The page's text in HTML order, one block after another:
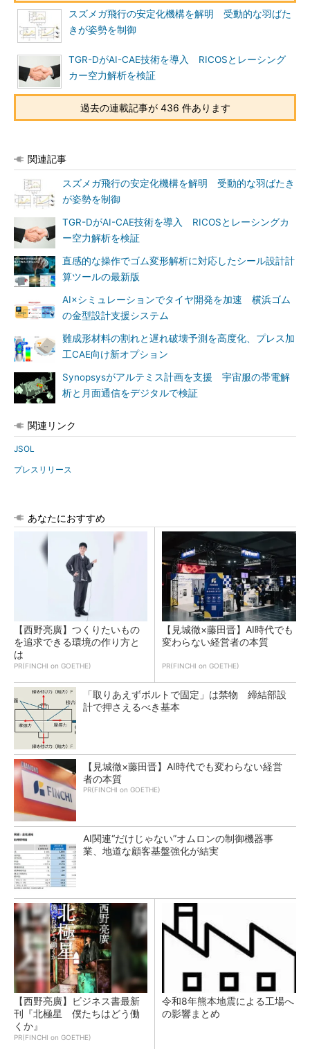
スズメガ飛行の安定化機構を解明 受動的な羽ばた
きが姿勢を制御
TGR-DがAI-CAE技術を導入 RICOSとレーシング
カー空力解析を検証
過去の連載記事が 436 件あります
関連記事
スズメガ飛行の安定化機構を解明 受動的な羽ばたき
が姿勢を制御
TGR-DがAI-CAE技術を導入 RICOSとレーシングカ
ー空力解析を検証
直感的な操作でゴム変形解析に対応したシール設計計
算ツールの最新版
AI×シミュレーションでタイヤ開発を加速 横浜ゴム
の金型設計支援システム
難成形材料の割れと遅れ破壊予測を高度化、プレス加
工CAE向け新オプション
Synopsysがアルテミス計画を支援 宇宙服の帯電解
析と月面通信をデジタルで検証
関連リンク
JSOL
プレスリリース
あなたにおすすめ
【西野亮廣】つくりたいもの
を追求できる環境の作り方と
は
PR(FINCHI on GOETHE)
【見城徹×藤田晋】AI時代でも
変わらない経営者の本質
PR(FINCHI on GOETHE)
「取りあえずボルトで固定」は禁物 締結部設
計で押さえるべき基本
【見城徹×藤田晋】AI時代でも変わらない経営
者の本質
PR(FINCHI on GOETHE)
AI関連“だけじゃない”オムロンの制御機器事
業、地道な顧客基盤強化が結実
【西野亮廣】ビジネス書最新
刊『北極星 僕たちはどう働
くか』
PR(FINCHI on GOETHE)
令和8年熊本地震による工場へ
の影響まとめ